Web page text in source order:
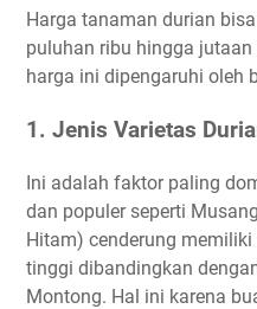
Harga tanaman durian
puluhan ribu hingga
harga ini dipengaruhi oleh
1. Jenis Varietas
Ini adalah faktor paling
dan populer seperti
Hitam) cenderung
tinggi dibandingkan
Montong. Hal ini karena